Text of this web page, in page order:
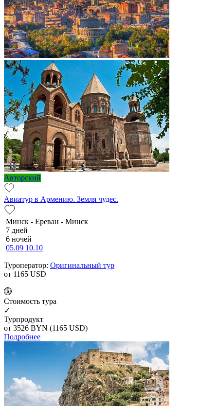
Авторский
Авиатур в Армению. Земля чудес.
Минск - Ереван - Минск
7 дней
6 ночей
05.09 10.10
Туроператор: Оригинальный тур
от 1165 USD
Cтоимость тура
✓
Турпродукт
от 3526 BYN (1165 USD)
Подробнее